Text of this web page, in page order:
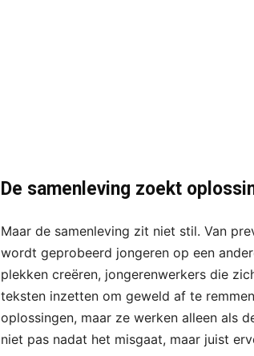
De samenleving zoekt
Maar de samenleving zit niet stil. Van
wordt geprobeerd jongeren op een
plekken creëren, jongerenwerkers die
teksten inzetten om geweld af te
oplossingen, maar ze werken alleen als
niet pas nadat het misgaat, maar juist